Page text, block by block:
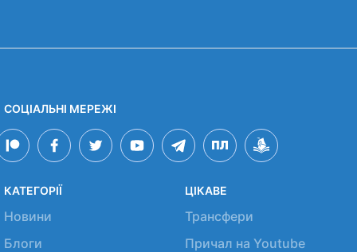
СОЦІАЛЬНІ МЕРЕЖІ
КАТЕГОРІЇ
Новини
Блоги
ЦІКАВЕ
Трансфери
Причал на Youtube